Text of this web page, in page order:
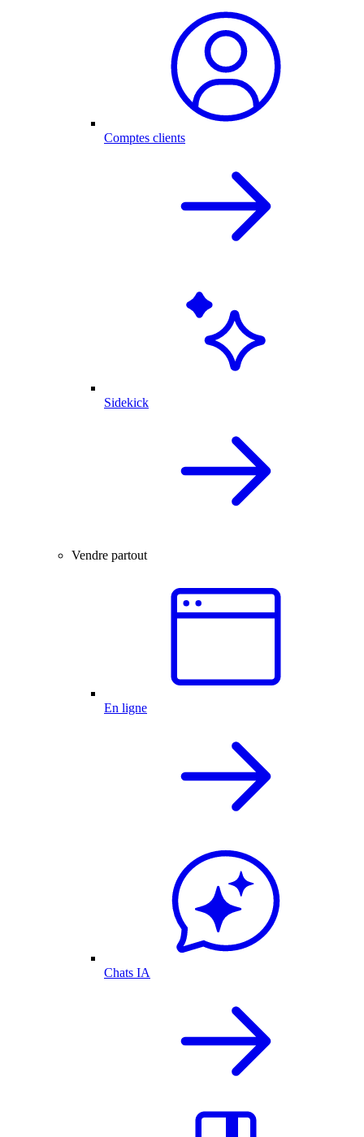
Comptes clients
Sidekick
Vendre partout
En ligne
Chats IA